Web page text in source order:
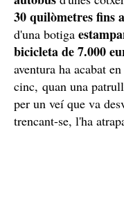
30 quilòmetres fins
d'una botiga
bicicleta de 7.000
aventura ha acabat en
cinc, quan una
per un veí que va
trencant-se, l'ha